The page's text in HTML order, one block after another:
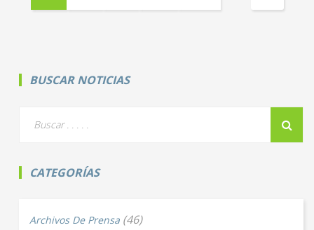
BUSCAR NOTICIAS
CATEGORÍAS
Archivos De Prensa (46)